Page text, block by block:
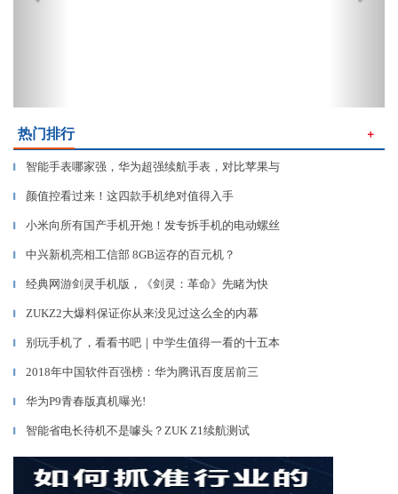
热门排行 ＋
▎ 智能手表哪家强，华为超强续航手表，对比苹果与
▎ 颜值控看过来！这四款手机绝对值得入手
▎ 小米向所有国产手机开炮！发专拆手机的电动螺丝
▎ 中兴新机亮相工信部 8GB运存的百元机？
▎ 经典网游剑灵手机版，《剑灵：革命》先睹为快
▎ ZUKZ2大爆料保证你从来没见过这么全的内幕
▎ 别玩手机了，看看书吧｜中学生值得一看的十五本
▎ 2018年中国软件百强榜：华为腾讯百度居前三
▎ 华为P9青春版真机曝光!
▎ 智能省电长待机不是噱头？ZUK Z1续航测试